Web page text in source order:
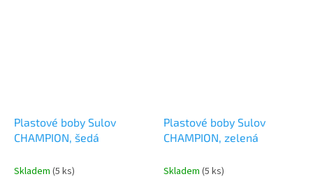
Plastové boby Sulov
CHAMPION, šedá
Skladem (5 ks)
Plastové boby Sulov
CHAMPION, zelená
Skladem (5 ks)